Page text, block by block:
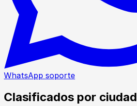
WhatsApp soporte
Clasificados por ciudad